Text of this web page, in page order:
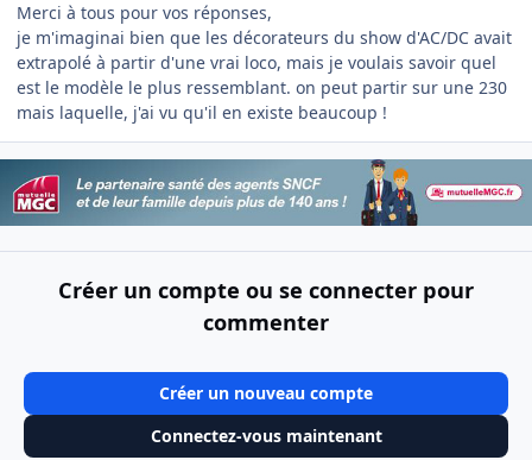
Merci à tous pour vos réponses,
je m'imaginai bien que les décorateurs du show d'AC/DC avait
extrapolé à partir d'une vrai loco, mais je voulais savoir quel
est le modèle le plus ressemblant. on peut partir sur une 230
mais laquelle, j'ai vu qu'il en existe beaucoup !
Créer un compte ou se connecter pour
commenter
Créer un nouveau compte
Connectez-vous maintenant